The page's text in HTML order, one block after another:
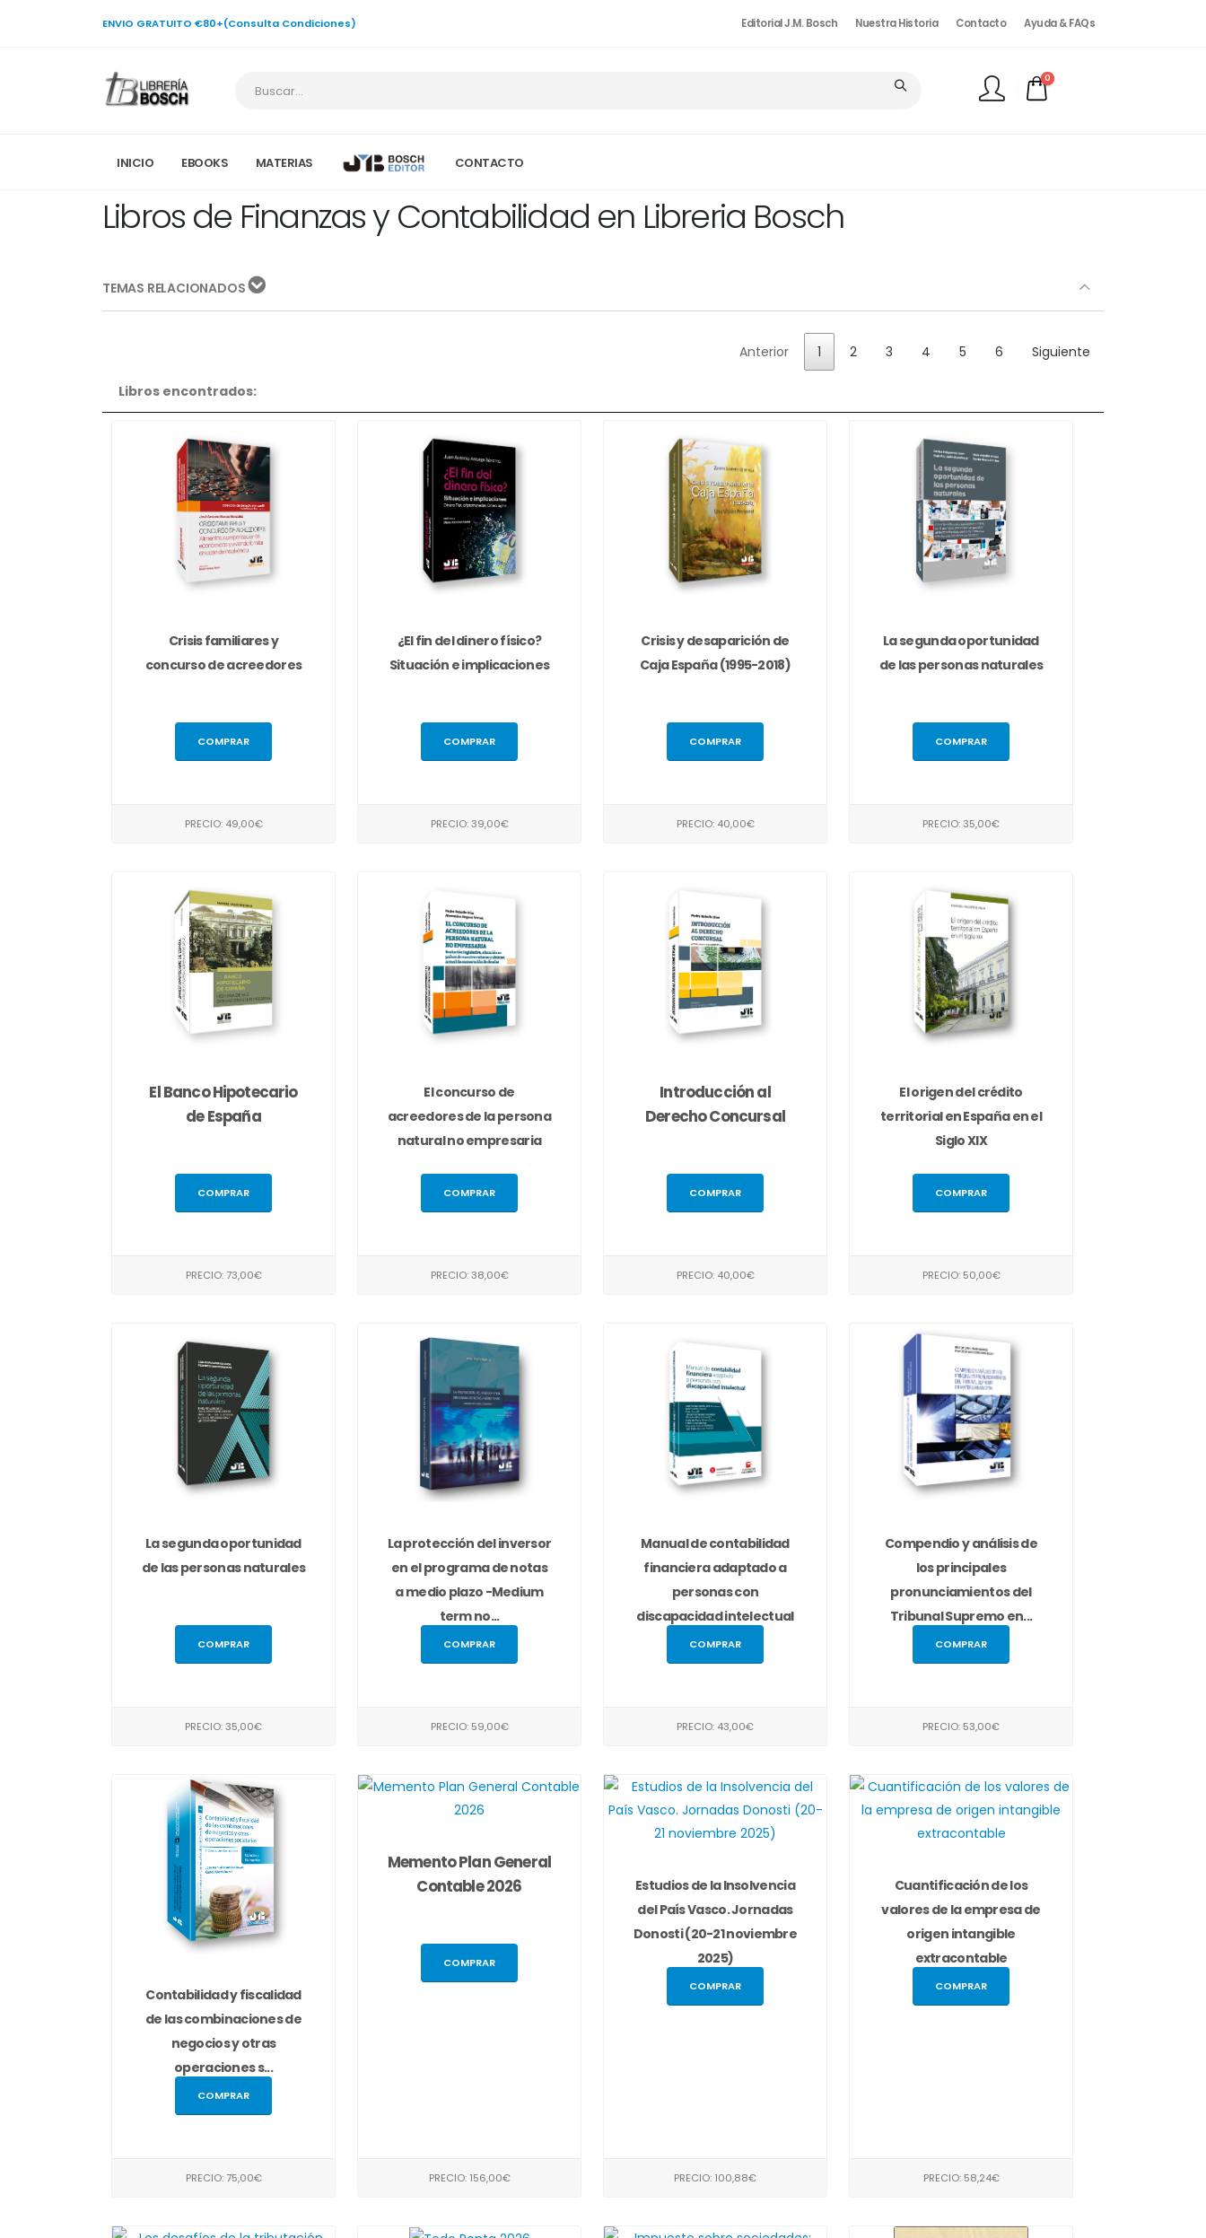
ENVIO GRATUITO €80+(Consulta Condiciones) Editorial J.M. Bosch Nuestra Historia Contacto Ayuda & FAQs
0
INICIO EBOOKS MATERIAS CONTACTO
Libros de Finanzas y Contabilidad en Libreria Bosch
TEMAS RELACIONADOS
Anterior 1 2 3 4 5 6 Siguiente
Libros encontrados:
Crisis familiares y
concurso de acreedores
COMPRAR
PRECIO: 49,00€
¿El fin del dinero físico?
Situación e implicaciones
COMPRAR
PRECIO: 39,00€
Crisis y desaparición de
Caja España (1995-2018)
COMPRAR
PRECIO: 40,00€
La segunda oportunidad
de las personas naturales
COMPRAR
PRECIO: 35,00€
El Banco Hipotecario
de España
COMPRAR
PRECIO: 73,00€
El concurso de
acreedores de la persona
natural no empresaria
COMPRAR
PRECIO: 38,00€
Introducción al
Derecho Concursal
COMPRAR
PRECIO: 40,00€
El origen del crédito
territorial en España en el
Siglo XIX
COMPRAR
PRECIO: 50,00€
La segunda oportunidad
de las personas naturales
COMPRAR
PRECIO: 35,00€
La protección del inversor
en el programa de notas
a medio plazo -Medium
term no...
COMPRAR
PRECIO: 59,00€
Manual de contabilidad
financiera adaptado a
personas con
discapacidad intelectual
COMPRAR
PRECIO: 43,00€
Compendio y análisis de
los principales
pronunciamientos del
Tribunal Supremo en...
COMPRAR
PRECIO: 53,00€
Contabilidad y fiscalidad
de las combinaciones de
negocios y otras
operaciones s...
COMPRAR
PRECIO: 75,00€
Memento Plan General
Contable 2026
COMPRAR
PRECIO: 156,00€
Estudios de la Insolvencia
del País Vasco. Jornadas
Donosti (20-21 noviembre
2025)
COMPRAR
PRECIO: 100,88€
Cuantificación de los
valores de la empresa de
origen intangible
extracontable
COMPRAR
PRECIO: 58,24€